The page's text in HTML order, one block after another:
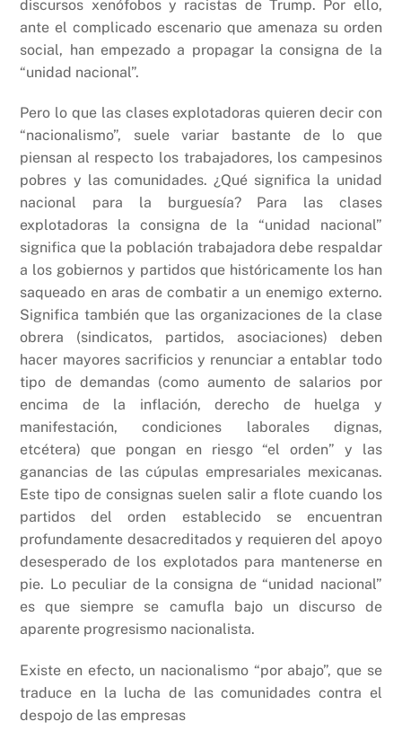
discursos xenófobos y racistas de Trump. Por ello,
ante el complicado escenario que amenaza su orden
social, han empezado a propagar la consigna de la
“unidad nacional”.
Pero lo que las clases explotadoras quieren decir con
“nacionalismo”, suele variar bastante de lo que
piensan al respecto los trabajadores, los campesinos
pobres y las comunidades. ¿Qué significa la unidad
nacional para la burguesía? Para las clases
explotadoras la consigna de la “unidad nacional”
significa que la población trabajadora debe respaldar
a los gobiernos y partidos que históricamente los han
saqueado en aras de combatir a un enemigo externo.
Significa también que las organizaciones de la clase
obrera (sindicatos, partidos, asociaciones) deben
hacer mayores sacrificios y renunciar a entablar todo
tipo de demandas (como aumento de salarios por
encima de la inflación, derecho de huelga y
manifestación, condiciones laborales dignas,
etcétera) que pongan en riesgo “el orden” y las
ganancias de las cúpulas empresariales mexicanas.
Este tipo de consignas suelen salir a flote cuando los
partidos del orden establecido se encuentran
profundamente desacreditados y requieren del apoyo
desesperado de los explotados para mantenerse en
pie. Lo peculiar de la consigna de “unidad nacional”
es que siempre se camufla bajo un discurso de
aparente progresismo nacionalista.
Existe en efecto, un nacionalismo “por abajo”, que se
traduce en la lucha de las comunidades contra el
despojo de las empresas